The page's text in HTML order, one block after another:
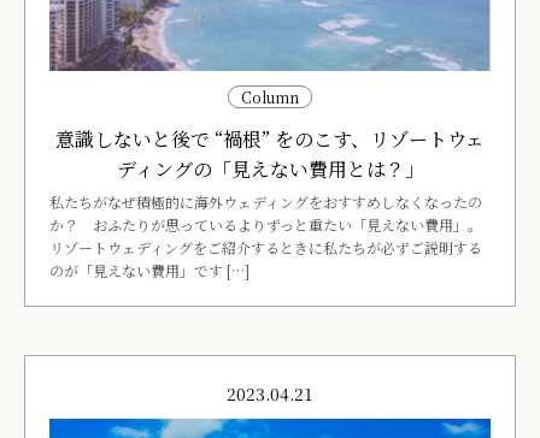
Column
意識しないと後で “禍根” をのこす、リゾートウェ
ディングの「見えない費用とは？」
私たちがなぜ積極的に海外ウェディングをおすすめしなくなったの
か？ おふたりが思っているよりずっと重たい「見えない費用」。
リゾートウェディングをご紹介するときに私たちが必ずご説明する
のが「見えない費用」です […]
2023.04.21